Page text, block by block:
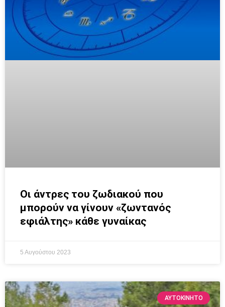
Οι άντρες του ζωδιακού που
μπορούν να γίνουν «ζωντανός
εφιάλτης» κάθε γυναίκας
5 Αυγούστου 2023
ΑΥΤΟΚΙΝΗΤΟ